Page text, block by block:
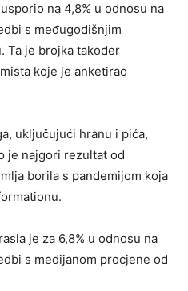
na 4,8% u odnosu na
s međugodišnjim
Ta je brojka također
koje je anketirao
uključujući hranu i pića,
je najgori rezultat od
borila s pandemijom koja
je za 6,8% u odnosu na
s medijanom procjene od